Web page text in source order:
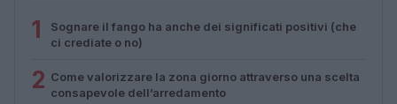
1
Sognare il fango ha anche dei significati positivi (che
ci crediate o no)
2 Come valorizzare la zona giorno attraverso una scelta
consapevole dell’arredamento